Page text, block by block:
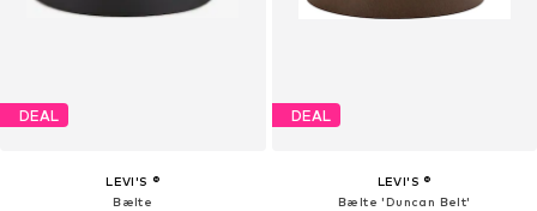
DEAL
LEVI'S ®
Bælte
DEAL
LEVI'S ®
Bælte 'Duncan Belt'